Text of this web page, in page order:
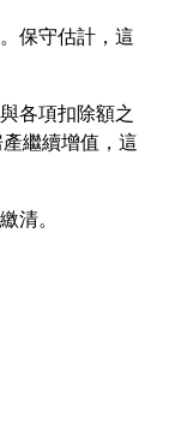
保守估計，這
各項扣除額之
繼續增值，這
清。